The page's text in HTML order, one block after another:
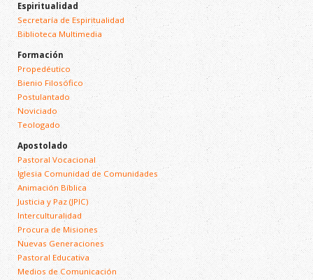
Espiritualidad
Secretaría de Espiritualidad
Biblioteca Multimedia
Formación
Propedéutico
Bienio Filosófico
Postulantado
Noviciado
Teologado
Apostolado
Pastoral Vocacional
Iglesia Comunidad de Comunidades
Animación Bíblica
Justicia y Paz (JPIC)
Interculturalidad
Procura de Misiones
Nuevas Generaciones
Pastoral Educativa
Medios de Comunicación